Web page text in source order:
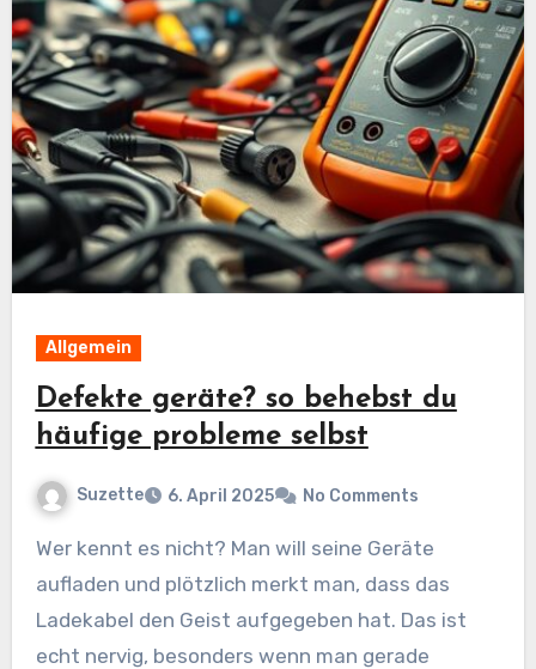
Allgemein
Defekte geräte? so behebst du
häufige probleme selbst
Suzette 6. April 2025 No Comments
Wer kennt es nicht? Man will seine Geräte
aufladen und plötzlich merkt man, dass das
Ladekabel den Geist aufgegeben hat. Das ist
echt nervig, besonders wenn man gerade